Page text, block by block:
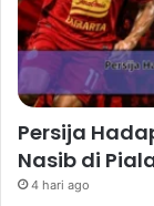
Persija
Nasib di
4 hari ago